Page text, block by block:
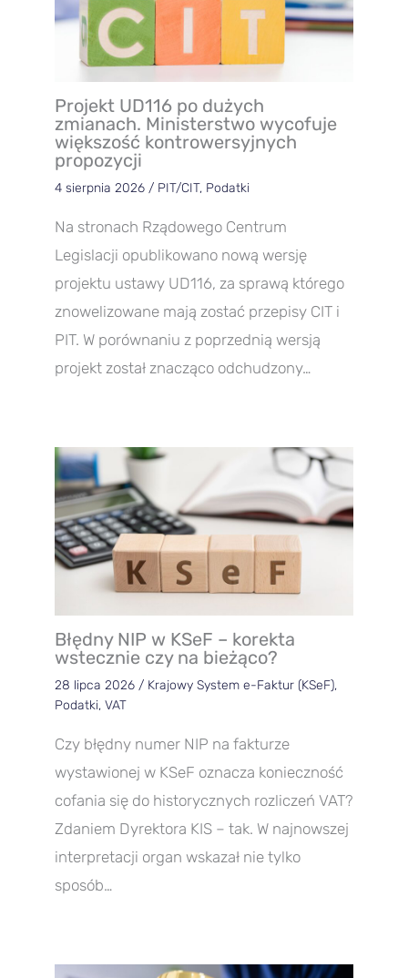
Projekt UD116 po dużych
zmianach. Ministerstwo wycofuje
większość kontrowersyjnych
propozycji
4 sierpnia 2026 / PIT/CIT, Podatki
Na stronach Rządowego Centrum
Legislacji opublikowano nową wersję
projektu ustawy UD116, za sprawą którego
znowelizowane mają zostać przepisy CIT i
PIT. W porównaniu z poprzednią wersją
projekt został znacząco odchudzony…
Błędny NIP w KSeF – korekta
wstecznie czy na bieżąco?
28 lipca 2026 / Krajowy System e-Faktur (KSeF),
Podatki, VAT
Czy błędny numer NIP na fakturze
wystawionej w KSeF oznacza konieczność
cofania się do historycznych rozliczeń VAT?
Zdaniem Dyrektora KIS – tak. W najnowszej
interpretacji organ wskazał nie tylko
sposób…